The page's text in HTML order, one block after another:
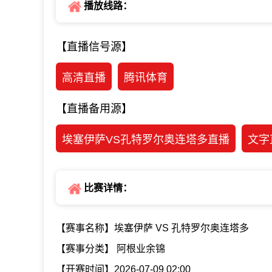
播放线路：
【直播信号源】
高清直播 腾讯体育
【直播备用源】
埃塞伊萨VS孔特罗尔奥连塔多直播 文字
比赛详情：
【赛事名称】埃塞伊萨 VS 孔特罗尔奥连塔多
【赛事分类】 阿根业余锦
【开赛时间】2026-07-09 02:00